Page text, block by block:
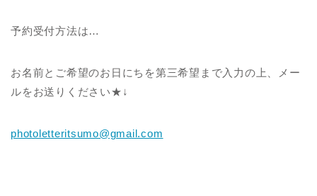
予約受付方法は…
お名前とご希望のお日にちを第三希望まで入力の上、メー
ルをお送りください★↓
photoletteritsumo@gmail.com